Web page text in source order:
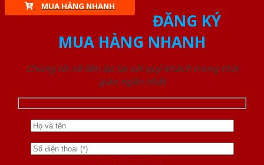
MUA HÀNG NHANH
ĐĂNG KÝ
MUA HÀNG NHANH
Chúng tôi sẽ liên lạc lại với quý khách trong thời
gian ngắn nhất